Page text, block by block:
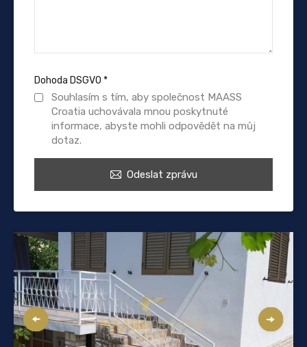
Dohoda DSGVO *
Souhlasím s tím, aby společnost MAASS
Croatia uchovávala mnou poskytnuté
informace, abyste mohli odpovědět na můj
dotaz.
Odeslat zprávu